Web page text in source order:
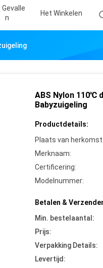
Gevalle
N
Het Winkelen
ABS Nylon 110℃
Babyzuigeling
Productdetails:
Plaats van herkomst:
Merknaam:
Certificering:
Modelnummer:
Betalen &
Min. bestelaantal:
Prijs:
Verpakking Details:
Levertijd: